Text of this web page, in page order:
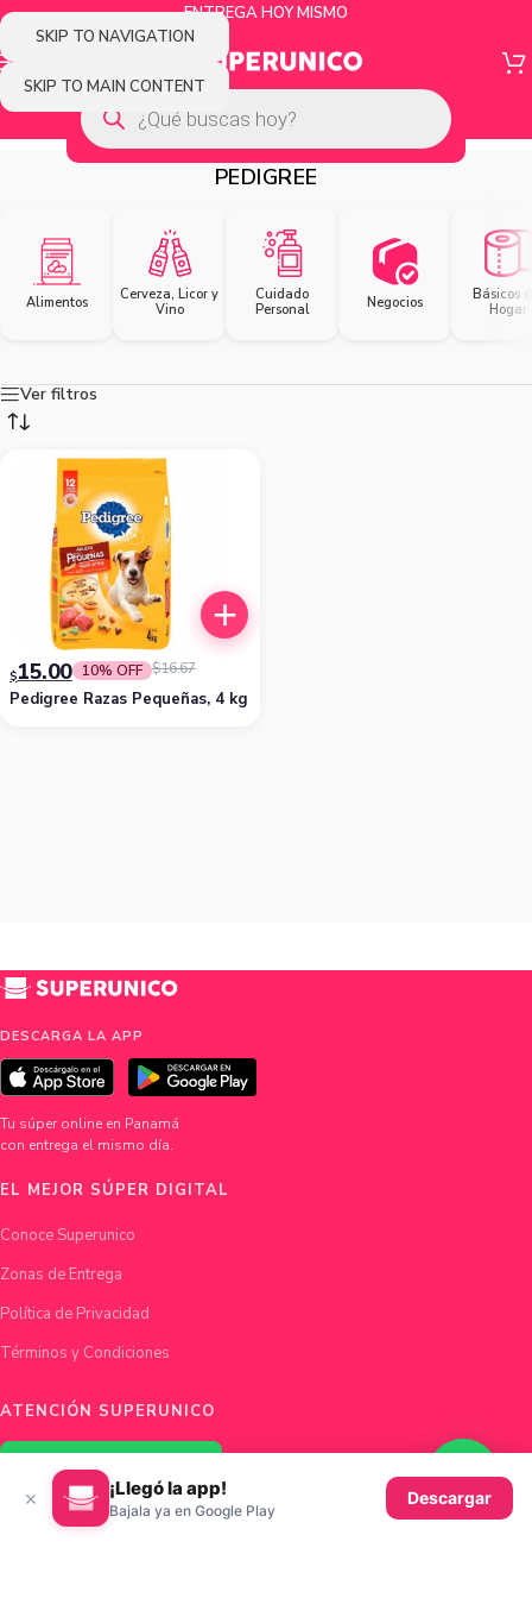
SKIP TO NAVIGATION
SKIP TO MAIN CONTENT
ENTREGA HOY MISMO
PEDIGREE
Alimentos
Cerveza, Licor y
Vino
Cuidado
Personal
Negocios
Básicos
Hogar
Ver filtros
Pedigree Razas Pequeñas, 4 kg
$16.67
$15.00 10% OFF
DESCARGA LA APP
Tu súper online en Panamá
con entrega el mismo día.
EL MEJOR SÚPER DIGITAL
Conoce Superunico
Zonas de Entrega
Política de Privacidad
Términos y Condiciones
ATENCIÓN SUPERUNICO
hola@superunico.com
× ¡Llegó la app!
Bajala ya en Google Play
Descargar